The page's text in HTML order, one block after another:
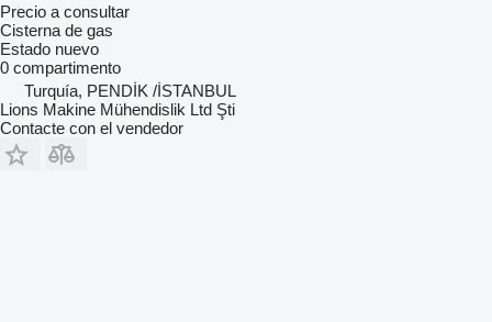
Precio a consultar
Cisterna de gas
Estado nuevo
0 compartimento
Turquía, PENDİK /İSTANBUL
Lions Makine Mühendislik Ltd Şti
Contacte con el vendedor